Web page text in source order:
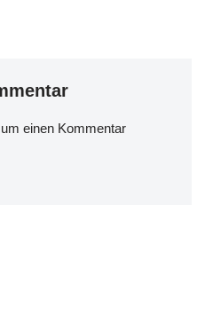
einen Kommentar